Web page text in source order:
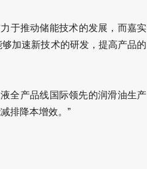
于推动储能技术的发展，而嘉实
加速新技术的研发，提高产品的
全产品线国际领先的润滑油生产
排降本增效。”